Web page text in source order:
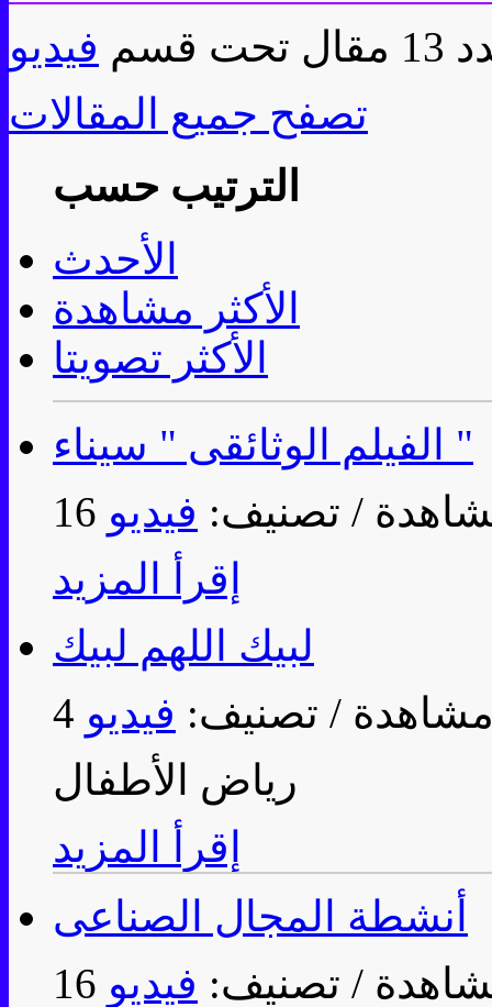
تحت قسم
فيديو
تصفح جميع المقالات
الترتيب حسب
الأحدث
الأكثر مشاهدة
الأكثر تصويتا
الفيلم الوثائقى " سيناء "
/ تصنيف: فيديو
إقرأ المزيد
لبيك اللهم لبيك
/ تصنيف: فيديو
رياض الأطفال
إقرأ المزيد
أنشطة المجال الصناعى
/ تصنيف: فيديو